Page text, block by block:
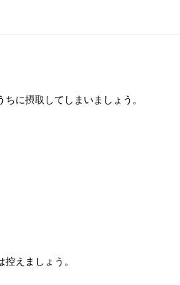
に摂取してしまいましょう。
えましょう。